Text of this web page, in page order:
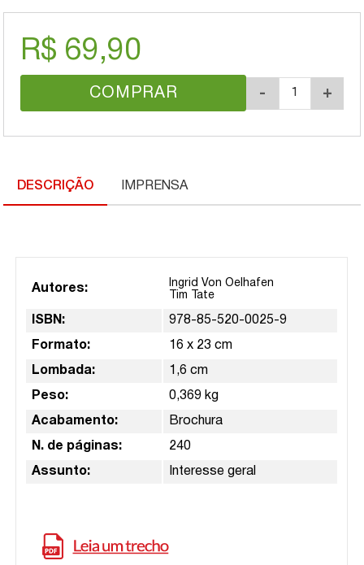
R$ 69,90
COMPRAR - +
DESCRIÇÃO IMPRENSA
Autores:
Ingrid Von Oelhafen
Tim Tate
ISBN: 978-85-520-0025-9
Formato: 16 x 23 cm
Lombada: 1,6 cm
Peso: 0,369 kg
Acabamento: Brochura
N. de páginas: 240
Assunto: Interesse geral